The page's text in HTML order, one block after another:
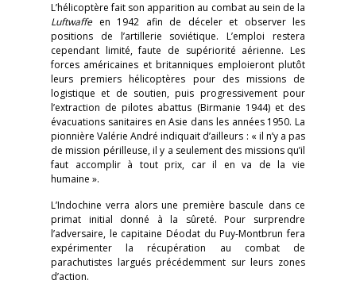
L’hélicoptère fait son apparition au combat au sein de la
Luftwaffeen 1942 afin de déceler et observer les
positions de l’artillerie soviétique. L’emploi restera
cependant limité, faute de supériorité aérienne. Les
forces américaines et britanniques emploieront plutôt
leurs premiers hélicoptères pour des missions de
logistique et de soutien, puis progressivement pour
l’extraction de pilotes abattus (Birmanie 1944) et des
évacuations sanitaires en Asie dans les années 1950. La
pionnière Valérie André indiquait d’ailleurs : « il n’y a pas
de mission périlleuse, il y a seulement des missions qu’il
faut accomplir à tout prix, car il en va de la vie
humaine ».
L’Indochine verra alors une première bascule dans ce
primat initial donné à la sûreté. Pour surprendre
l’adversaire, le capitaine Déodat du Puy-Montbrun fera
expérimenter la récupération au combat de
parachutistes largués précédemment sur leurs zones
d’action.